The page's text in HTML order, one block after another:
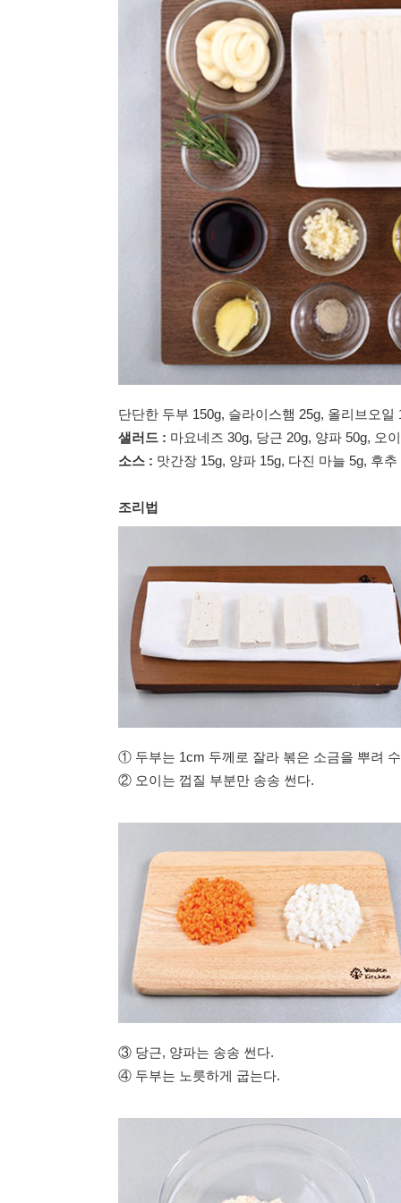
단단한 두부 150g, 슬라이스햄 25g, 올리브오
샐러드 : 마요네즈 30g, 당근 20g, 양파 50g, 오
소스 : 맛간장 15g, 양파 15g, 다진 마늘 5g, 후추
조리법
① 두부는 1cm 두께로 잘라 볶은 소금을 뿌려
② 오이는 껍질 부분만 송송 썬다.
③ 당근, 양파는 송송 썬다.
④ 두부는 노릇하게 굽는다.